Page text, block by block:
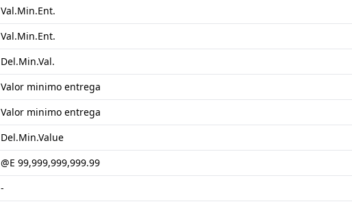
Val.Min.Ent.
Val.Min.Ent.
Del.Min.Val.
Valor minimo entrega
Valor minimo entrega
Del.Min.Value
@E 99,999,999,999.99
-